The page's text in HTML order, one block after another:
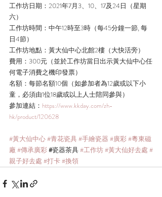
工作坊日期：2021年7月3、10、17及24日（星期
六）
工作坊時間：中午12時至3時（每45分鐘一節, 每
日4節）
工作坊地點：黃大仙中心北館2樓（大快活旁）
費用：300元（並於工作坊當日出示黃大仙中心任
何電子消費之機印發票）
名額：每節名額10個（如參加者為12歲或以下小
童，必須由1位18歲或以上人士陪同參與）
參加連結： https://www.kkday.com/zh-
hk/product/120628
#黃大仙中心#青花瓷具#手繪瓷器 #廣彩#粵東磁
廠 #傳承廣彩 #瓷器茶具 #工作坊#黃大仙好去處 #
親子好去處 #打卡#換領